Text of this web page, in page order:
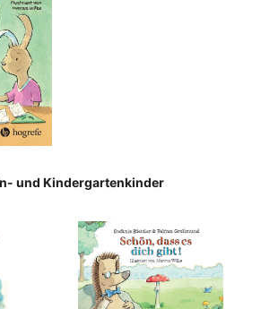
und Kindergartenkinder